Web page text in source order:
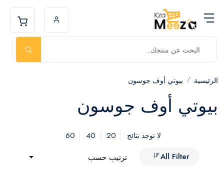
الرئيسية بيوتي أوف جوسون
بيوتي أوف جوسون
لا توجد نتائج 20
40
60
All Filter
ترتيب حسب